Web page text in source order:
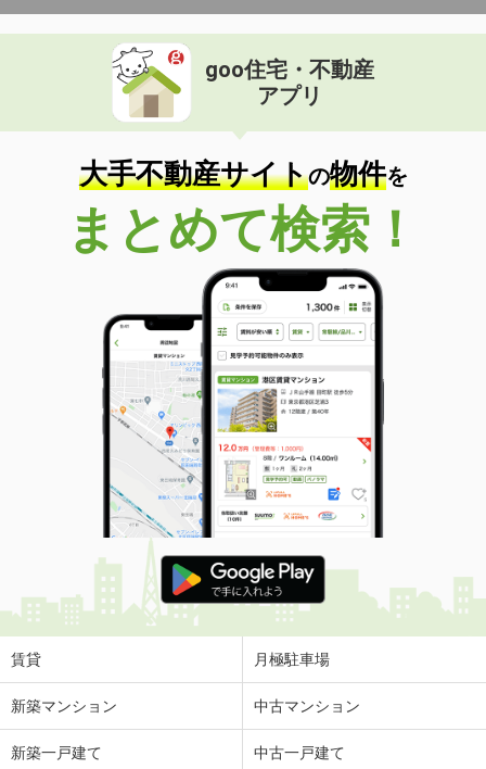
goo住宅・不動産
アプリ
大手不動産サイトの物件を
まとめて検索！
賃貸 月極駐車場
新築マンション 中古マンション
新築一戸建て 中古一戸建て